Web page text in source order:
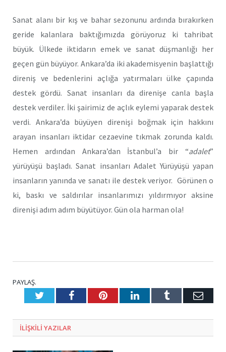
Sanat alanı bir kış ve bahar sezonunu ardında bırakırken
geride kalanlara baktığımızda görüyoruz ki tahribat
büyük. Ülkede iktidarın emek ve sanat düşmanlığı her
geçen gün büyüyor. Ankara’da iki akademisyenin başlattığı
direniş ve bedenlerini açlığa yatırmaları ülke çapında
destek gördü. Sanat insanları da direnişe canla başla
destek verdiler. İki şairimiz de açlık eylemi yaparak destek
verdi. Ankara’da büyüyen direnişi boğmak için hakkını
arayan insanları iktidar cezaevine tıkmak zorunda kaldı.
Hemen ardından Ankara’dan İstanbul’a bir “adalet”
yürüyüşü başladı. Sanat insanları Adalet Yürüyüşü yapan
insanların yanında ve sanatı ile destek veriyor. Görünen o
ki, baskı ve saldırılar insanlarımızı yıldırmıyor aksine
direnişi adım adım büyütüyor. Gün ola harman ola!
PAYLAŞ.
TwitterFacebookPinterestLinkedInTumblr E-
ILIŞKILI YAZILAR